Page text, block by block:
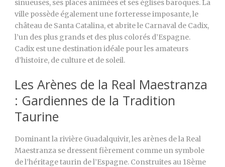
sinueuses, ses places animées et ses églises baroques. La
ville possède également une forteresse imposante, le
château de Santa Catalina, et abrite le Carnaval de Cadix,
l’un des plus grands et des plus colorés d’Espagne.
Cadix est une destination idéale pour les amateurs
d’histoire, de culture et de soleil.
Les Arènes de la Real Maestranza
: Gardiennes de la Tradition
Taurine
Dominant la rivière Guadalquivir, les arènes de la Real
Maestranza se dressent fièrement comme un symbole
de l’héritage taurin de l’Espagne. Construites au 18ème